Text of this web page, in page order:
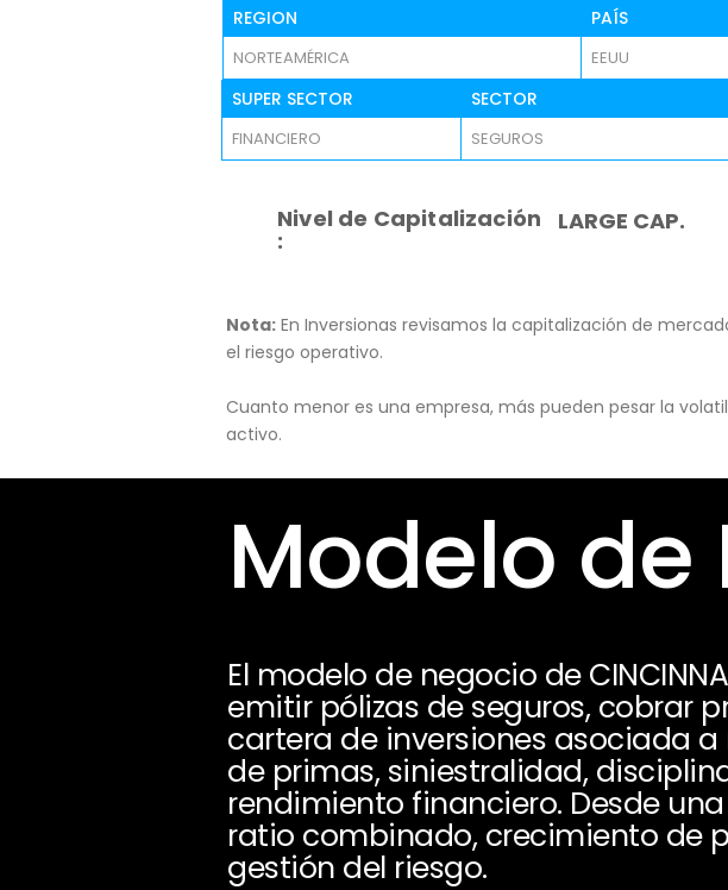
REGION PAÍS
NORTEAMÉRICA EEUU
SUPER SECTOR SECTOR
FINANCIERO SEGUROS
Nivel de Capitalización
:
LARGE CAP.
Nota: En Inversionas revisamos la capitalización de
el riesgo operativo.
Cuanto menor es una empresa, más pueden pesar la
activo.
Modelo de
El modelo de negocio de
emitir pólizas de seguros, cobrar
cartera de inversiones asociada
de primas, siniestralidad,
rendimiento financiero. Desde
ratio combinado, crecimiento de
gestión del riesgo.